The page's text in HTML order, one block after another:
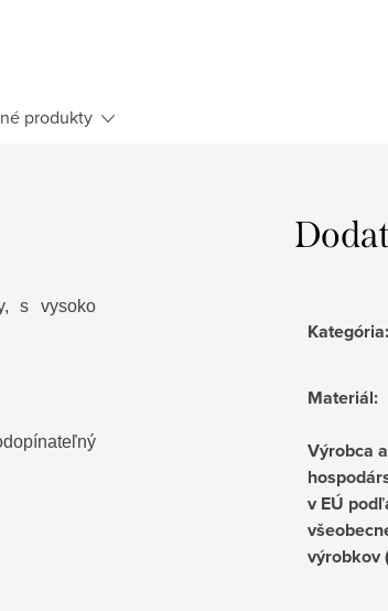
produkty
s vysoko
Kategória:
Materiál:
Výrobca
v EÚ
výrobkov